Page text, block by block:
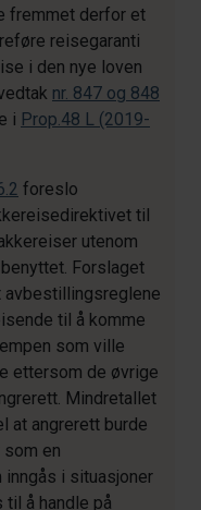
fremmet derfor et
reisegaranti
i den nye loven
nr. 847 og 848
i Prop.48 L (2019-
foreslo
til
utenom
Forslaget
avbestillingsreglene
til å komme
som ville
ettersom de øvrige
Mindretallet
at angrerett burde
en
i situasjoner
å handle på